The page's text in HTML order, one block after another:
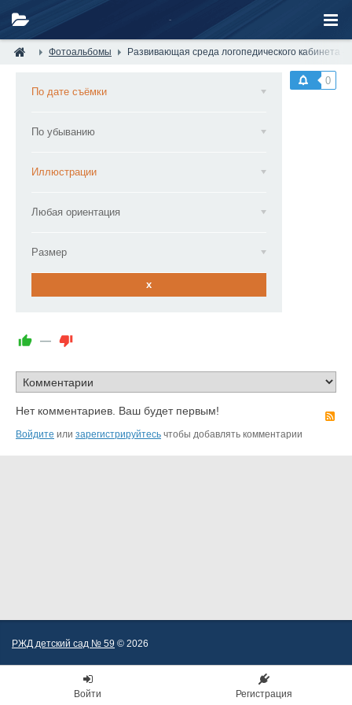
Фотоальбомы Развивающая среда логопедического кабинета
0
По дате съёмки
По убыванию
Иллюстрации
Любая ориентация
Размер
x
—
Нет комментариев. Ваш будет первым!
Войдите или зарегистрируйтесь чтобы добавлять комментарии
РЖД детский сад № 59 © 2026
Войти Регистрация